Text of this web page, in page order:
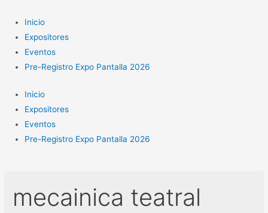
contenido
Inicio
Expositores
Eventos
Pre-Registro Expo Pantalla 2026
Inicio
Expositores
Eventos
Pre-Registro Expo Pantalla 2026
mecainica teatral